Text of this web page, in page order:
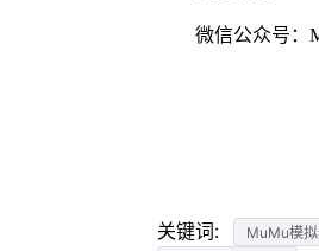
微信公众号：
关键词: MuMu模